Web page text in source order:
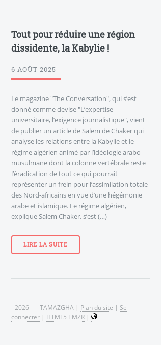
Tout pour réduire une région
dissidente, la Kabylie !
6 AOÛT 2025
Le magazine "The Conversation", qui s’est
donné comme devise "L’expertise
universitaire, l’exigence journalistique", vient
de publier un article de Salem de Chaker qui
analyse les relations entre la Kabylie et le
régime algérien animé par l’idéologie arabo-
musulmane dont la colonne vertébrale reste
l’éradication de tout ce qui pourrait
représenter un frein pour l’assimilation totale
des Nord-africains en vue d’une hégémonie
arabe et islamique. Le régime algérien,
explique Salem Chaker, s’est (…)
LIRE LA SUITE
- 2026 — TAMAZGHA | Plan du site | Se
connecter | HTML5 TMZR |